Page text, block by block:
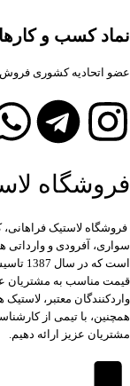
نماد کسب و
عضو اتحادیه کشوری
فروشگاه
فروشگاه لاستیک
سواری، آفرودی و
است
قیمت مناسب به مشتریان
واردکنندگان معتبر،
همچنین، با تیمی از
مشتریان عزیز ارائه دهیم.